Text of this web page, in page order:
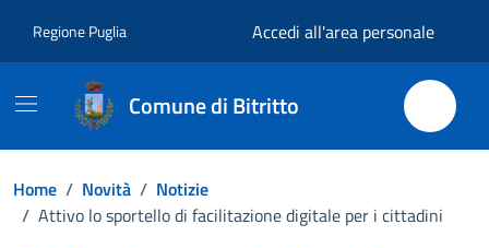
Regione Puglia Accedi all'area personale
Comune di Bitritto
Home / Novità / Notizie
/ Attivo lo sportello di facilitazione digitale per i cittadini